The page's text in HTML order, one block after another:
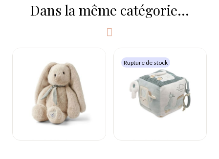
Dans la même catégorie...
Rupture de stock